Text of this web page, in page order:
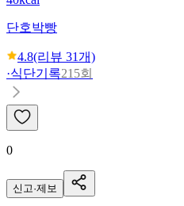
단호박빵
4.8(리뷰 31개)
·식단기록215회
0
신고·제보